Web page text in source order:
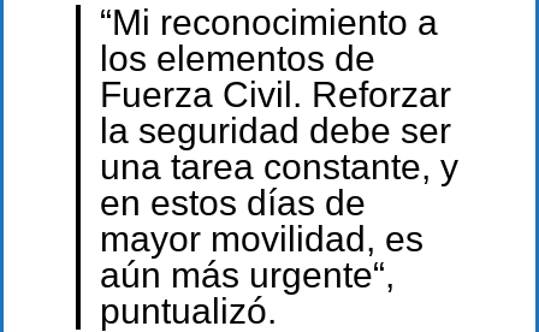
“Mi reconocimiento a
los elementos de
Fuerza Civil. Reforzar
la seguridad debe ser
una tarea constante, y
en estos días de
mayor movilidad, es
aún más urgente“,
puntualizó.